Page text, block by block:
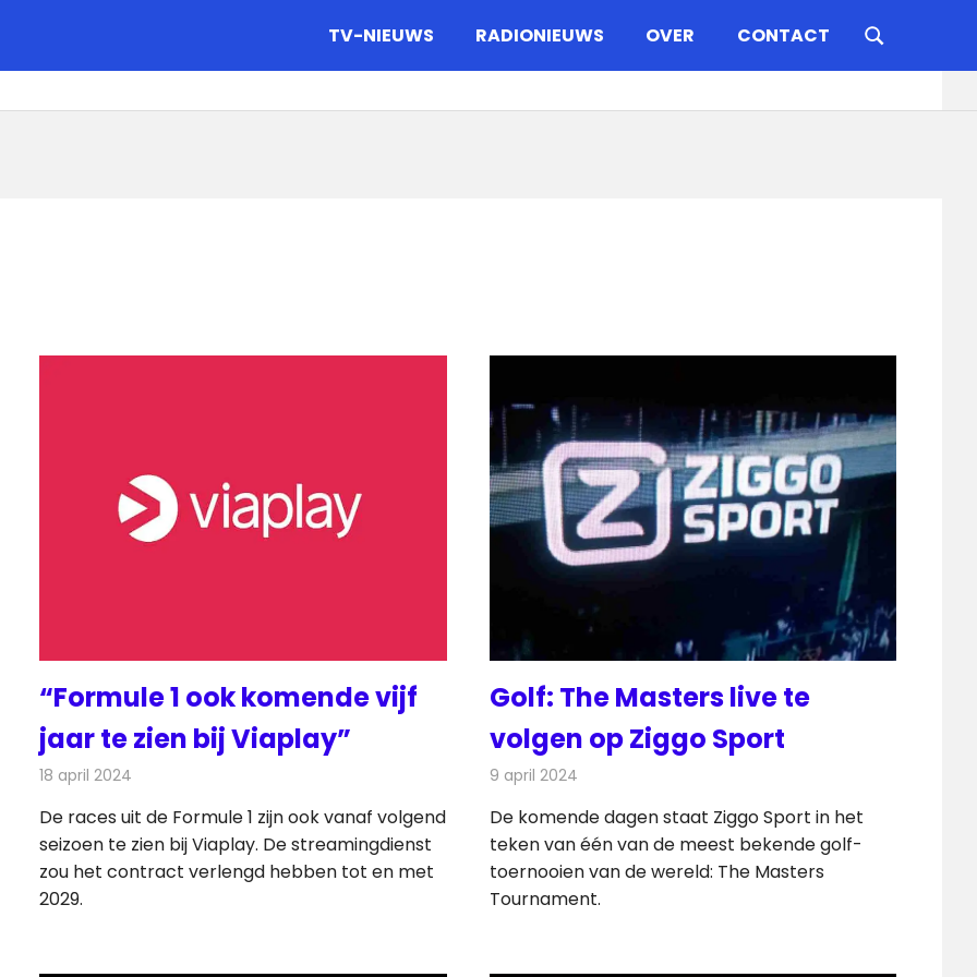
TV-NIEUWS RADIONIEUWS OVER CONTACT
“Formule 1 ook komende vijf
jaar te zien bij Viaplay”
18 april 2024
De races uit de Formule 1 zijn ook vanaf volgend
seizoen te zien bij Viaplay. De streamingdienst
zou het contract verlengd hebben tot en met
2029.
Golf: The Masters live te
volgen op Ziggo Sport
9 april 2024
De komende dagen staat Ziggo Sport in het
teken van één van de meest bekende golf-
toernooien van de wereld: The Masters
Tournament.